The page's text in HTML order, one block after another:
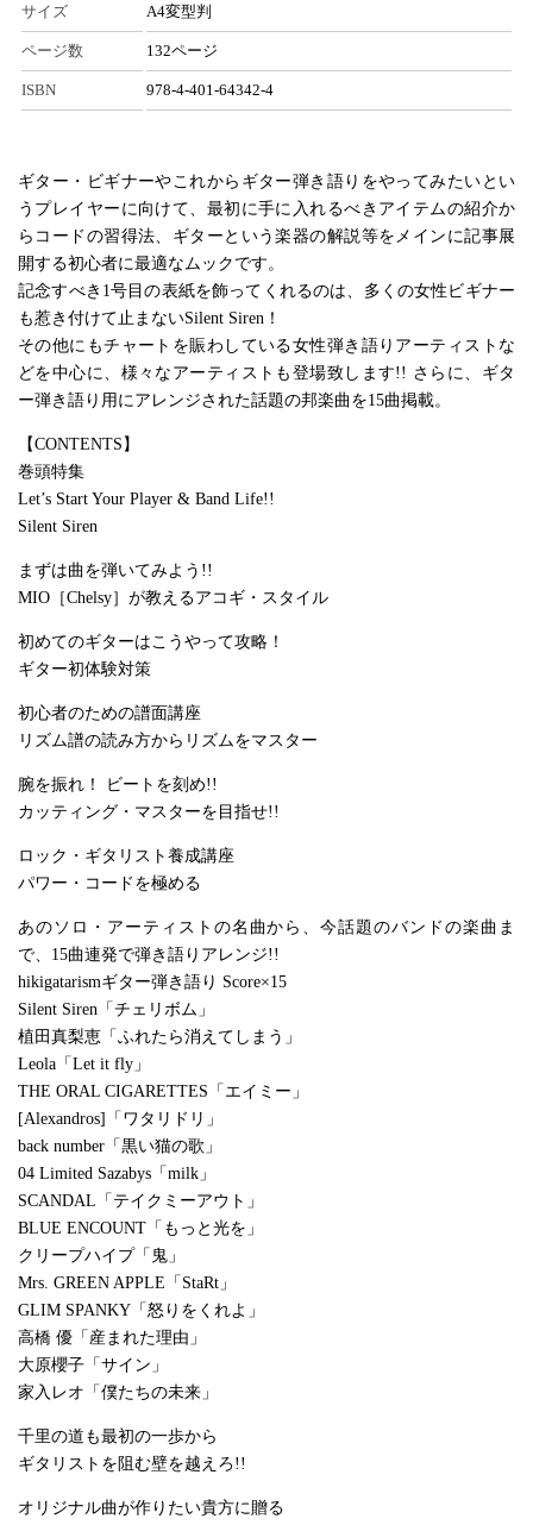
サイズ A4変型判
ページ数 132ページ
ISBN 978-4-401-64342-4
ギター・ビギナーやこれからギター弾き語りをやってみたいとい
うプレイヤーに向けて、最初に手に入れるべきアイテムの紹介か
らコードの習得法、ギターという楽器の解説等をメインに記事展
開する初心者に最適なムックです。
記念すべき1号目の表紙を飾ってくれるのは、多くの女性ビギナー
も惹き付けて止まないSilent Siren！
その他にもチャートを賑わしている女性弾き語りアーティストな
どを中心に、様々なアーティストも登場致します!! さらに、ギタ
ー弾き語り用にアレンジされた話題の邦楽曲を15曲掲載。
【CONTENTS】
巻頭特集
Let’s Start Your Player & Band Life!!
Silent Siren
まずは曲を弾いてみよう!!
MIO［Chelsy］が教えるアコギ・スタイル
初めてのギターはこうやって攻略！
ギター初体験対策
初心者のための譜面講座
リズム譜の読み方からリズムをマスター
腕を振れ！ ビートを刻め!!
カッティング・マスターを目指せ!!
ロック・ギタリスト養成講座
パワー・コードを極める
あのソロ・アーティストの名曲から、今話題のバンドの楽曲ま
で、15曲連発で弾き語りアレンジ!!
hikigatarismギター弾き語り Score×15
Silent Siren「チェリボム」
植田真梨恵「ふれたら消えてしまう」
Leola「Let it fly」
THE ORAL CIGARETTES「エイミー」
[Alexandros]「ワタリドリ」
back number「黒い猫の歌」
04 Limited Sazabys「milk」
SCANDAL「テイクミーアウト」
BLUE ENCOUNT「もっと光を」
クリープハイプ「鬼」
Mrs. GREEN APPLE「StaRt」
GLIM SPANKY「怒りをくれよ」
高橋 優「産まれた理由」
大原櫻子「サイン」
家入レオ「僕たちの未来」
千里の道も最初の一歩から
ギタリストを阻む壁を越えろ!!
オリジナル曲が作りたい貴方に贈る